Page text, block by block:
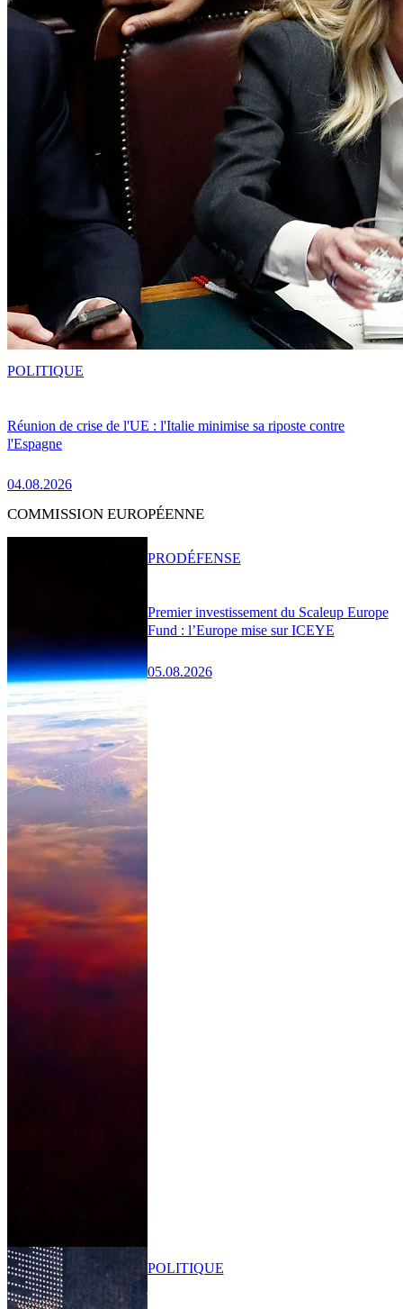
Réunion de crise de l'UE : l'Italie minimise sa riposte contre
l'Espagne
04.08.2026
POLITIQUE
COMMISSION EUROPÉENNE
Premier investissement du Scaleup Europe
Fund : l’Europe mise sur ICEYE
05.08.2026
PRODÉFENSE
POLITIQUE